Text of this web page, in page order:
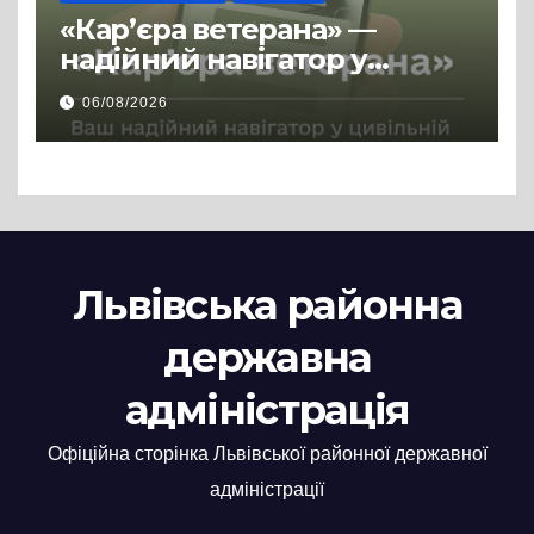
«Кар’єра ветерана» —
надійний навігатор у
цивільній професії
06/08/2026
Львівська районна
державна
адміністрація
Офіційна сторінка Львівської районної державної
адміністрації